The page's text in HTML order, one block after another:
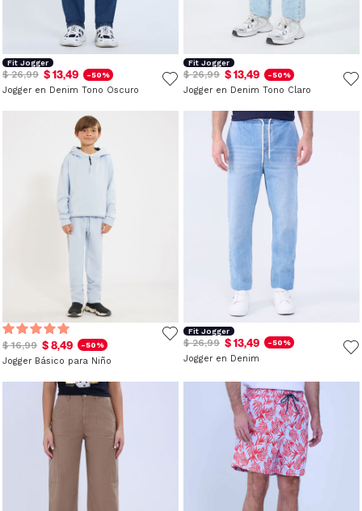
Fit Jogger
$ 26,99 $ 13,49 -50%
Jogger en Denim Tono Oscuro
Fit Jogger
$ 26,99 $ 13,49 -50%
Jogger en Denim Tono Claro
$ 16,99 $ 8,49 -50%
Jogger Básico para Niño
Fit Jogger
$ 26,99 $ 13,49 -50%
Jogger en Denim